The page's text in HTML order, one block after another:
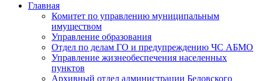
Главная
Комитет по управлению муниципальным
имуществом
Управление образования
Отдел по делам ГО и предупреждению ЧС АБМО
Управление жизнеобеспечения населенных
пунктов
Архивный отдел администрации Беловского